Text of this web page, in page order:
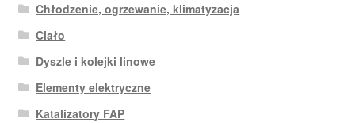
Chłodzenie, ogrzewanie, klimatyzacja
Ciało
Dyszle i kolejki linowe
Elementy elektryczne
Katalizatory FAP